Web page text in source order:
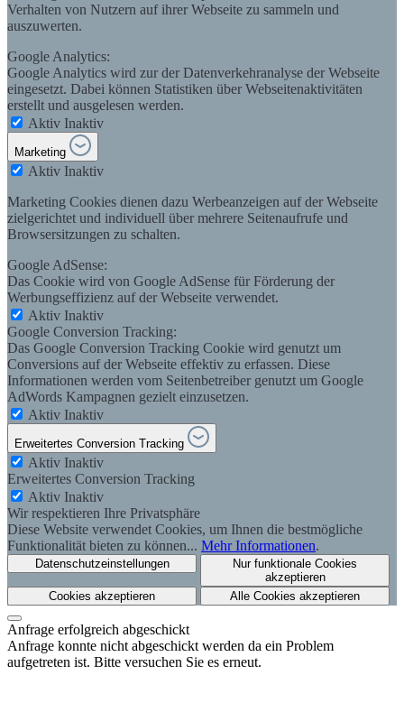
Verhalten von Nutzern auf ihrer Webseite zu sammeln und
auszuwerten.
Google Analytics:
Google Analytics wird zur der Datenverkehranalyse der Webseite
eingesetzt. Dabei können Statistiken über Webseitenaktivitäten
erstellt und ausgelesen werden.
Aktiv Inaktiv
Marketing
Aktiv Inaktiv
Marketing Cookies dienen dazu Werbeanzeigen auf der Webseite
zielgerichtet und individuell über mehrere Seitenaufrufe und
Browsersitzungen zu schalten.
Google AdSense:
Das Cookie wird von Google AdSense für Förderung der
Werbungseffizienz auf der Webseite verwendet.
Aktiv Inaktiv
Google Conversion Tracking:
Das Google Conversion Tracking Cookie wird genutzt um
Conversions auf der Webseite effektiv zu erfassen. Diese
Informationen werden vom Seitenbetreiber genutzt um Google
AdWords Kampagnen gezielt einzusetzen.
Aktiv Inaktiv
Erweitertes Conversion Tracking
Aktiv Inaktiv
Erweitertes Conversion Tracking
Aktiv Inaktiv
Wir respektieren Ihre Privatsphäre
Diese Website verwendet Cookies, um Ihnen die bestmögliche
Funktionalität bieten zu können... Mehr Informationen.
Datenschutzeinstellungen
Nur funktionale Cookies
akzeptieren
Cookies akzeptieren
Alle Cookies akzeptieren
Anfrage erfolgreich abgeschickt
Anfrage konnte nicht abgeschickt werden da ein Problem
aufgetreten ist. Bitte versuchen Sie es erneut.